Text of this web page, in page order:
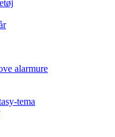
alarmure
tema